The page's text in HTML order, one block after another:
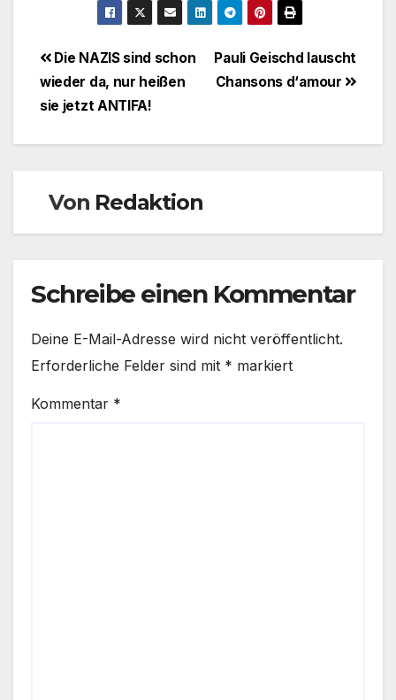
Beitragsnavigation
Pauli Geischd lauscht
Chansons d‘amour
Die NAZIS sind schon
wieder da, nur heißen
sie jetzt ANTIFA!
Von Redaktion
Schreibe einen Kommentar
Deine E-Mail-Adresse wird nicht veröffentlicht.
Erforderliche Felder sind mit * markiert
Kommentar *